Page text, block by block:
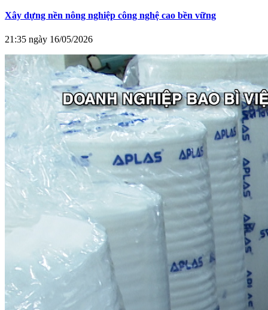
Xây dựng nền nông nghiệp công nghệ cao bền vững
21:35 ngày 16/05/2026